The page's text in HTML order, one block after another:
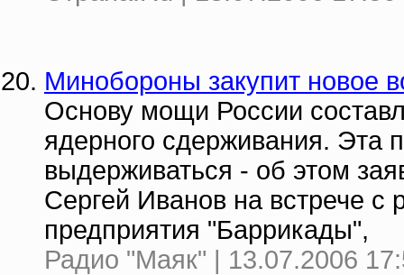
Минобороны закупит новое
Основу мощи России
ядерного сдерживания. Эта
выдерживаться - об этом
Сергей Иванов на встрече с
предприятия "Баррикады",
Радио "Маяк" | 13.07.2006